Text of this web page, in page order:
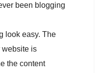
been blogging
look easy. The
website is
the content